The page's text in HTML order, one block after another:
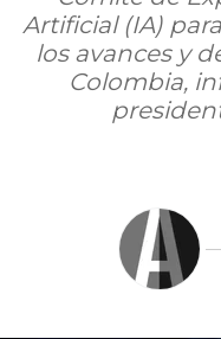
Artificial (IA)
los avances y
Colombia,